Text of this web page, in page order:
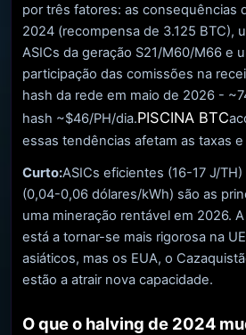
por três fatores: as consequências
2024 (recompensa de 3.125 BTC),
ASICs da geração S21/M60/M66 e
participação das comissões na
hash da rede em maio de 2026 -
hash ~$46/PH/dia.PISCINA BTC
essas tendências afetam as taxas
Curto:ASICs eficientes (16-17 J/
(0,04-0,06 dólares/kWh) são as
uma mineração rentável em 2026.
está a tornar-se mais rigorosa na
asiáticos, mas os EUA, o
estão a atrair nova capacidade.
O que o halving de 2024